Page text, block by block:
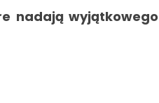
nadają wyjątkowego